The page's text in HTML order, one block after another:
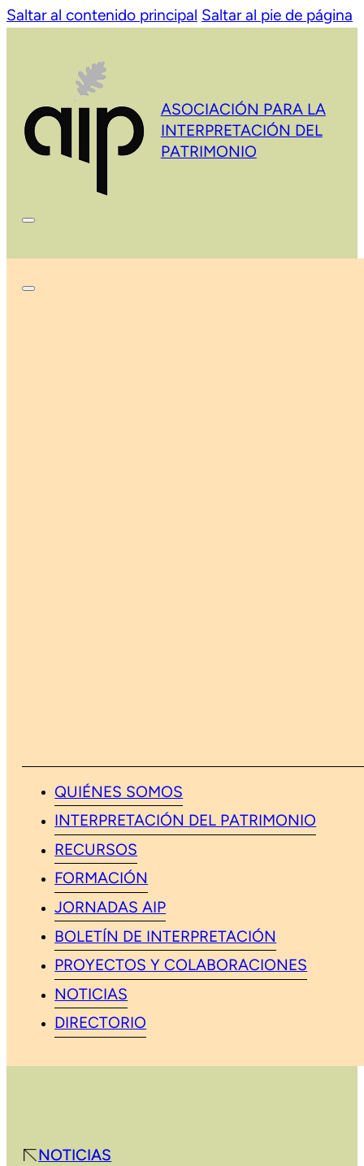
Saltar al contenido principal Saltar al pie de página
ASOCIACIÓN PARA LA
INTERPRETACIÓN DEL
PATRIMONIO
QUIÉNES SOMOS
INTERPRETACIÓN DEL PATRIMONIO
RECURSOS
FORMACIÓN
JORNADAS AIP
BOLETÍN DE INTERPRETACIÓN
PROYECTOS Y COLABORACIONES
NOTICIAS
DIRECTORIO
NOTICIAS